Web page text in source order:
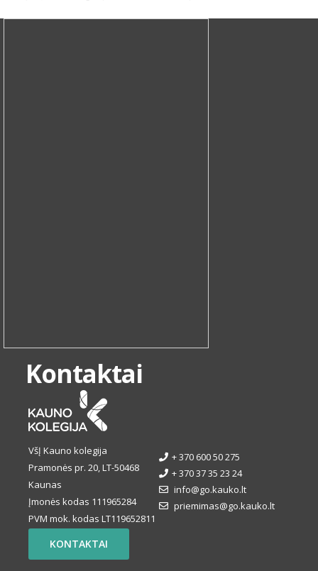
Kontaktai
VšĮ Kauno kolegija
Pramonės pr. 20, LT-50468
Kaunas
Įmonės kodas 111965284
PVM mok. kodas LT119652811
+ 370 600 50 275
+ 370 37 35 23 24
info@go.kauko.lt
priemimas@go.kauko.lt
KONTAKTAI